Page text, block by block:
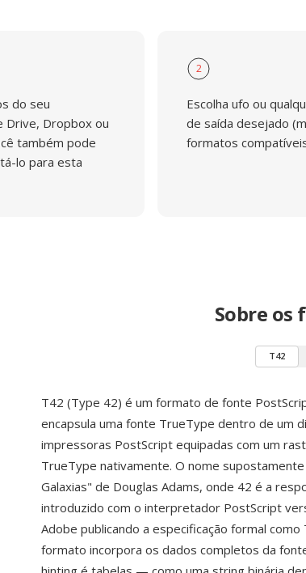
do seu
Drive, Dropbox ou
também pode
lo para esta
2
Escolha ufo ou
de saída desejado
formatos
Sobre os
T42
T42 (Type 42) é um formato de fonte
encapsula uma fonte TrueType dentro de um
impressoras PostScript equipadas com um
TrueType nativamente. O nome
Galaxias" de Douglas Adams, onde 42 é a
introduzido com o interpretador PostScript
Adobe publicando a especificação formal
formato incorpora os dados completos da